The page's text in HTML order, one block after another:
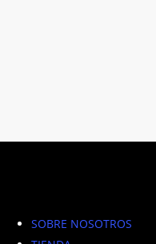
SOBRE NOSOTROS